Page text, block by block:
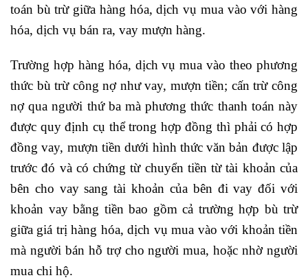
toán bù trừ giữa hàng hóa, dịch vụ mua vào với hàng
hóa, dịch vụ bán ra, vay mượn hàng.
Trường hợp hàng hóa, dịch vụ mua vào theo phương
thức bù trừ công nợ như vay, mượn tiền; cấn trừ công
nợ qua người thứ ba mà phương thức thanh toán này
được quy định cụ thể trong hợp đồng thì phải có hợp
đồng vay, mượn tiền dưới hình thức văn bản được lập
trước đó và có chứng từ chuyển tiền từ tài khoản của
bên cho vay sang tài khoản của bên đi vay đối với
khoản vay bằng tiền bao gồm cả trường hợp bù trừ
giữa giá trị hàng hóa, dịch vụ mua vào với khoản tiền
mà người bán hỗ trợ cho người mua, hoặc nhờ người
mua chi hộ.